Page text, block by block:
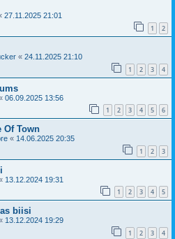
27.11.2025 21:01
1 2
« 24.11.2025 21:10
1 2 3 4
06.09.2025 13:56
1 2 3 4 5 6
Of Town
« 14.06.2025 20:35
1 2 3
13.12.2024 19:31
1 2 3 4 5
biisi
13.12.2024 19:29
1 2 3 4